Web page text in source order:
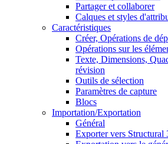
Partager et collaborer
Calques et styles
Caractéristiques
Créer, Opérations de
Opérations sur les
Texte, Dimensions,
révision
Outils de sélection
Paramètres de capture
Blocs
Importation/Exportation
Général
Exporter vers Structural